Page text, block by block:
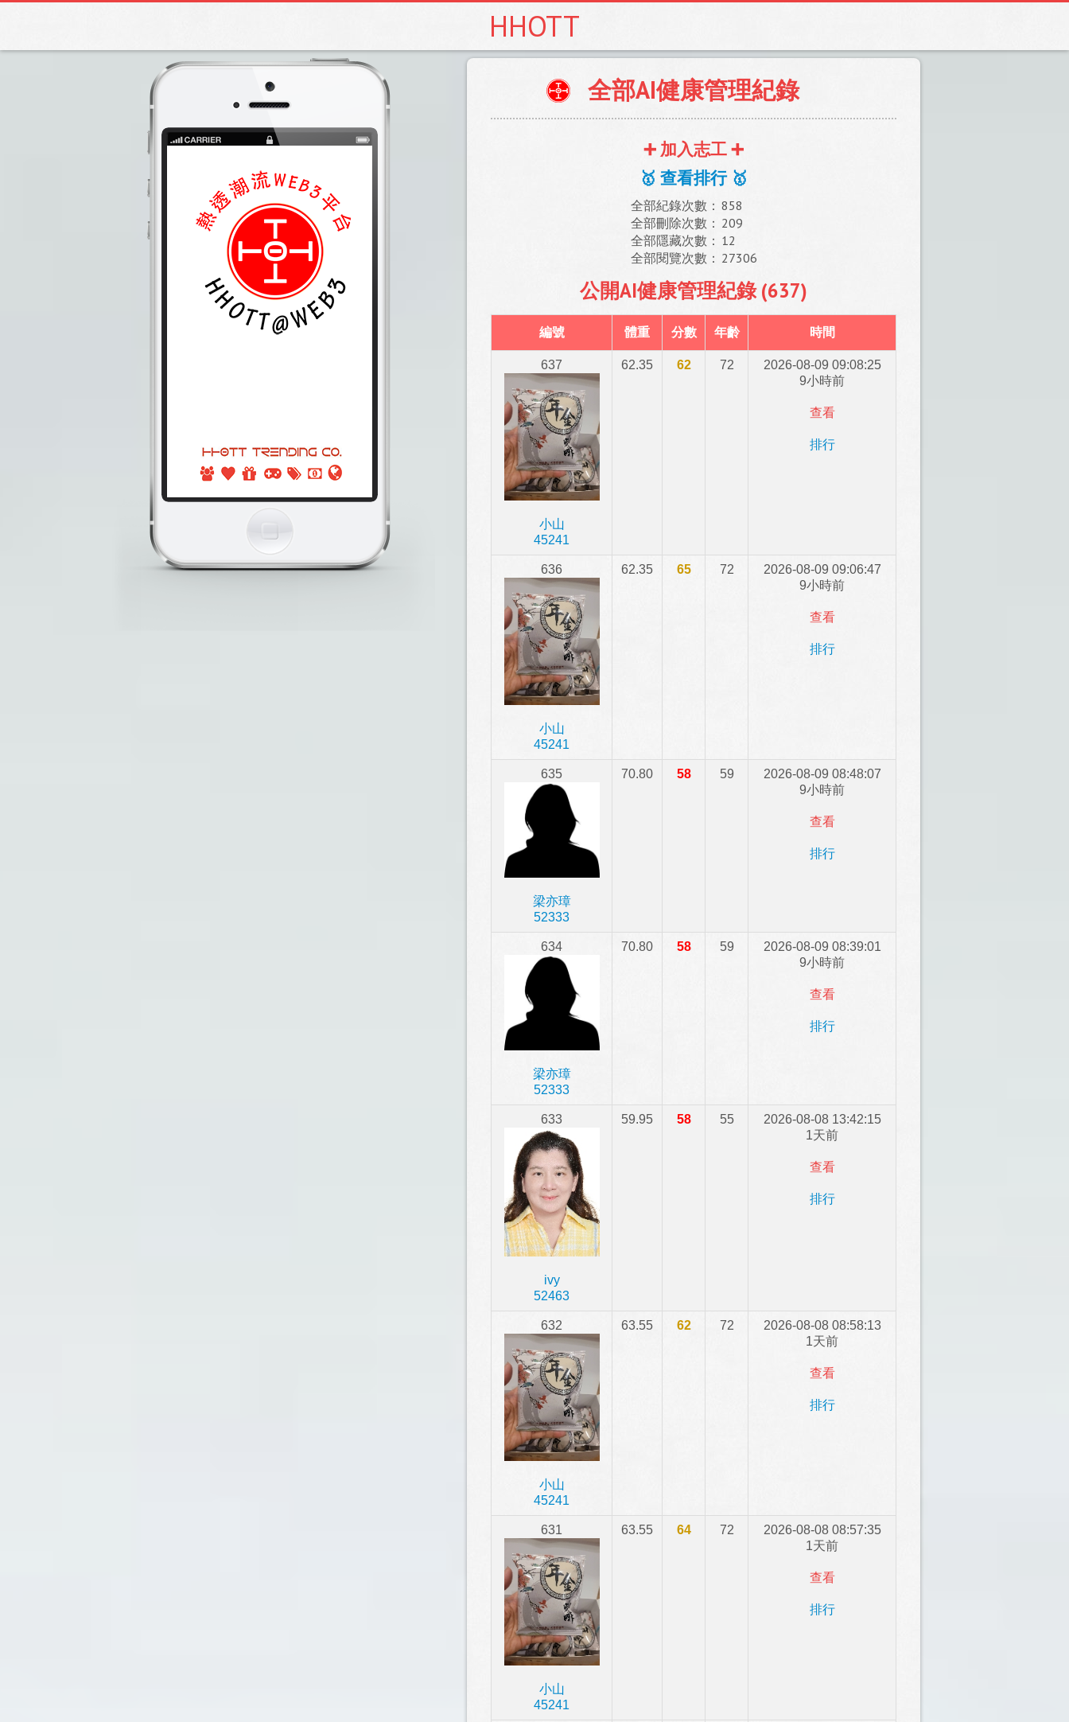
HHOTT
全部AI健康管理紀錄
➕ 加入志工 ➕
🥇 查看排行 🥇
全部紀錄次數： 858
全部刪除次數： 209
全部隱藏次數： 12
全部閱覽次數： 27306
公開AI健康管理紀錄 (637)
編號 體重 分數 年齡 時間
637
小山
45241
62.35 62 72
2026-08-09 09:08:25
9小時前
查看
排行
636
小山
45241
62.35 65 72
2026-08-09 09:06:47
9小時前
查看
排行
635
梁亦璋
52333
70.80 58 59
2026-08-09 08:48:07
9小時前
查看
排行
634
梁亦璋
52333
70.80 58 59
2026-08-09 08:39:01
9小時前
查看
排行
633
ivy
52463
59.95 58 55
2026-08-08 13:42:15
1天前
查看
排行
632
小山
45241
63.55 62 72
2026-08-08 08:58:13
1天前
查看
排行
631
小山
45241
63.55 64 72
2026-08-08 08:57:35
1天前
查看
排行